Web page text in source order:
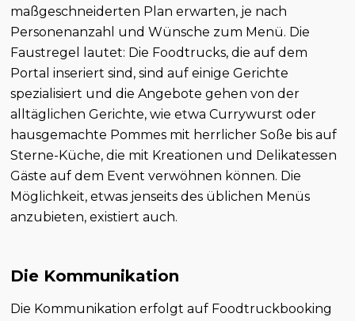
maßgeschneiderten Plan erwarten, je nach
Personenanzahl und Wünsche zum Menü. Die
Faustregel lautet: Die Foodtrucks, die auf dem
Portal inseriert sind, sind auf einige Gerichte
spezialisiert und die Angebote gehen von der
alltäglichen Gerichte, wie etwa Currywurst oder
hausgemachte Pommes mit herrlicher Soße bis auf
Sterne-Küche, die mit Kreationen und Delikatessen
Gäste auf dem Event verwöhnen können. Die
Möglichkeit, etwas jenseits des üblichen Menüs
anzubieten, existiert auch.
Die Kommunikation
Die Kommunikation erfolgt auf Foodtruckbooking